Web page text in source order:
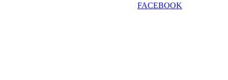
FACEBOOK